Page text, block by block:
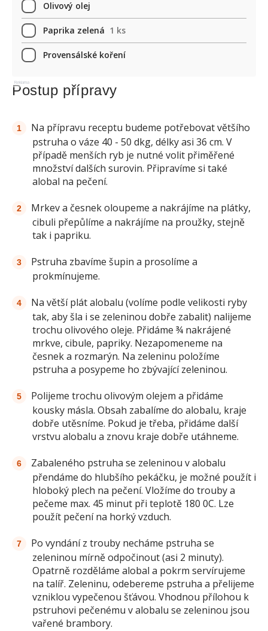
Olivový olej
Paprika zelená 1 ks
Provensálské koření
Reklama
Postup přípravy
Na přípravu receptu budeme potřebovat většího
pstruha o váze 40 - 50 dkg, délky asi 36 cm. V
případě menších ryb je nutné volit přiměřené
množství dalších surovin. Připravíme si také
alobal na pečení.
Mrkev a česnek oloupeme a nakrájíme na plátky,
cibuli přepůlíme a nakrájíme na proužky, stejně
tak i papriku.
Pstruha zbavíme šupin a prosolíme a
prokmínujeme.
Na větší plát alobalu (volíme podle velikosti ryby
tak, aby šla i se zeleninou dobře zabalit) nalijeme
trochu olivového oleje. Přidáme ¾ nakrájené
mrkve, cibule, papriky. Nezapomeneme na
česnek a rozmarýn. Na zeleninu položíme
pstruha a posypeme ho zbývající zeleninou.
Polijeme trochu olivovým olejem a přidáme
kousky másla. Obsah zabalíme do alobalu, kraje
dobře utěsníme. Pokud je třeba, přidáme další
vrstvu alobalu a znovu kraje dobře utáhneme.
Zabaleného pstruha se zeleninou v alobalu
přendáme do hlubšího pekáčku, je možné použít i
hloboký plech na pečení. Vložíme do trouby a
pečeme max. 45 minut při teplotě 180 0C. Lze
použít pečení na horký vzduch.
Po vyndání z trouby necháme pstruha se
zeleninou mírně odpočinout (asi 2 minuty).
Opatrně rozděláme alobal a pokrm servírujeme
na talíř. Zeleninu, odebereme pstruha a přelijeme
vzniklou vypečenou šťávou. Vhodnou přílohou k
pstruhovi pečenému v alobalu se zeleninou jsou
vařené brambory.